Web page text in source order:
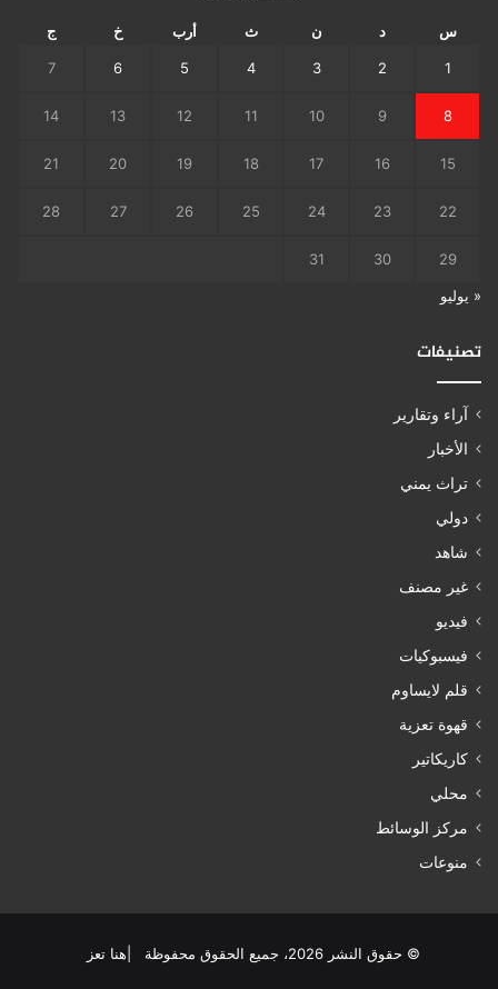
س د ن ث أرب خ ج
1
2
3
4
5
6
7
8
9
10
11
12
13
14
15
16
17
18
19
20
21
22
23
24
25
26
27
28
29
30
31
« يوليو
تصنيفات
آراء وتقارير
الأخبار
تراث يمني
دولي
شاهد
غير مصنف
فيديو
فيسبوكيات
قلم لايساوم
قهوة تعزية
كاريكاتير
محلي
مركز الوسائط
منوعات
© حقوق النشر 2026، جميع الحقوق محفوظة |هنا تعز